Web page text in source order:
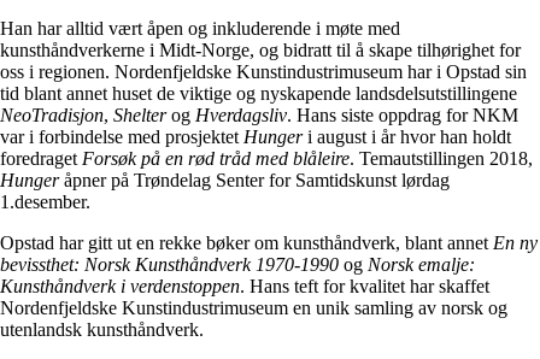
Han har alltid vært åpen og inkluderende i møte med
kunsthåndverkerne i Midt-Norge, og bidratt til å skape tilhørighet for
oss i regionen. Nordenfjeldske Kunstindustrimuseum har i Opstad sin
tid blant annet huset de viktige og nyskapende landsdelsutstillingene
NeoTradisjon, Shelterog Hverdagsliv. Hans siste oppdrag for NKM
var i forbindelse med prosjektet Hungeri august i år hvor han holdt
foredraget Forsøk på en rød tråd med blåleire. Temautstillingen 2018,
Hungeråpner på Trøndelag Senter for Samtidskunst lørdag
1.desember.
Opstad har gitt ut en rekke bøker om kunsthåndverk, blant annet En ny
bevissthet: Norsk Kunsthåndverk 1970-1990 og Norsk emalje:
Kunsthåndverk i verdenstoppen. Hans teft for kvalitet har skaffet
Nordenfjeldske Kunstindustrimuseum en unik samling av norsk og
utenlandsk kunsthåndverk.